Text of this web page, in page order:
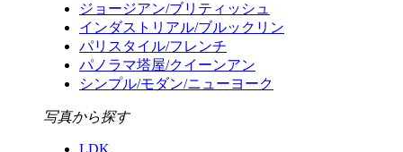
ジョージアン/ブリティッシュ
インダストリアル/ブルックリン
パリスタイル/フレンチ
パノラマ塔屋/クイーンアン
シンプル/モダン/ニューヨーク
写真から探す